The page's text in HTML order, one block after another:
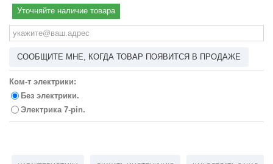
Уточняйте наличие товара
СООБЩИТЕ МНЕ, КОГДА ТОВАР ПОЯВИТСЯ В ПРОДАЖЕ
Ком-т электрики:
Без электрики.
Электрика 7-pin.